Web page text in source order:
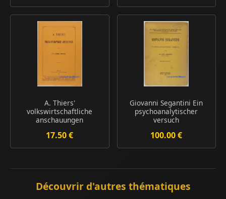
A. Thiers'
volkswirtschaftliche
anschauungen
17.50 €
Giovanni Segantini Ein
psychoanalytischer
versuch
100.00 €
Découvrir d'autres thématiques